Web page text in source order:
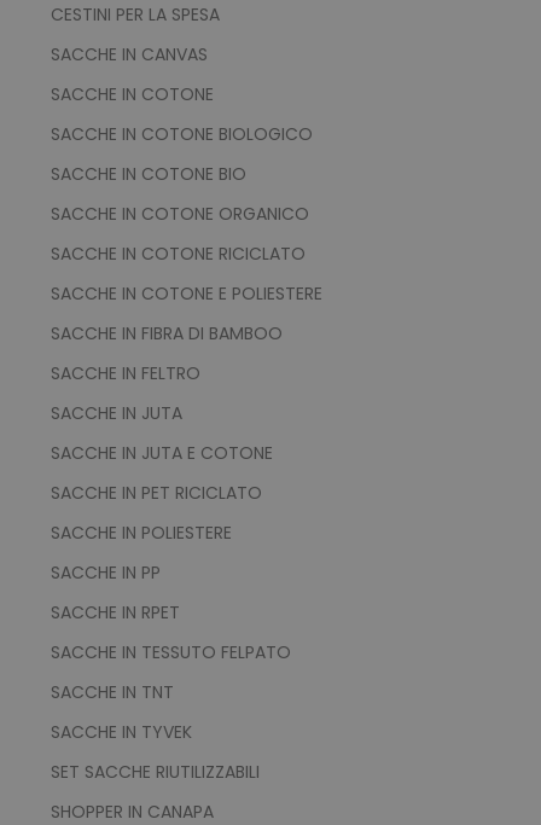
CESTINI PER LA SPESA
SACCHE IN CANVAS
SACCHE IN COTONE
SACCHE IN COTONE BIOLOGICO
SACCHE IN COTONE BIO
SACCHE IN COTONE ORGANICO
SACCHE IN COTONE RICICLATO
SACCHE IN COTONE E POLIESTERE
SACCHE IN FIBRA DI BAMBOO
SACCHE IN FELTRO
SACCHE IN JUTA
SACCHE IN JUTA E COTONE
SACCHE IN PET RICICLATO
SACCHE IN POLIESTERE
SACCHE IN PP
SACCHE IN RPET
SACCHE IN TESSUTO FELPATO
SACCHE IN TNT
SACCHE IN TYVEK
SET SACCHE RIUTILIZZABILI
SHOPPER IN CANAPA
Strettamente necessari
Targeting
Funzionalità
Non classificati
I cookie strettamente necessari consentono le
l'accesso dell'utente e la gestione dell'account.
correttamente senza i cookie strettamente
necessari.
Nome
utm_source
utm_campaign
mage-cache-sessid